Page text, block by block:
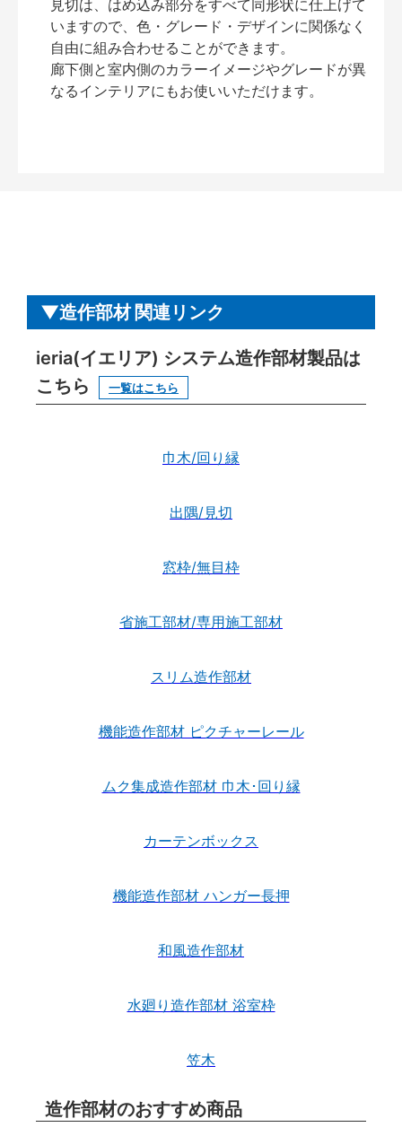
見切は、はめ込み部分をすべて同形状に仕上げて
いますので、色・グレード・デザインに関係なく
自由に組み合わせることができます。
廊下側と室内側のカラーイメージやグレードが異
なるインテリアにもお使いいただけます。
造作部材 関連リンク
ieria(イエリア) システム造作部材製品は
こちら
一覧はこちら
巾木/回り縁
出隅/見切
窓枠/無目枠
省施工部材/専用施工部材
スリム造作部材
機能造作部材 ピクチャーレール
ムク集成造作部材 巾木･回り縁
カーテンボックス
機能造作部材 ハンガー長押
和風造作部材
水廻り造作部材 浴室枠
笠木
造作部材のおすすめ商品